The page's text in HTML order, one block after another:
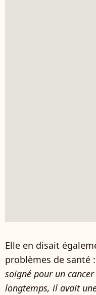
Elle en disait
problèmes de santé
soigné pour un
longtemps, il avait